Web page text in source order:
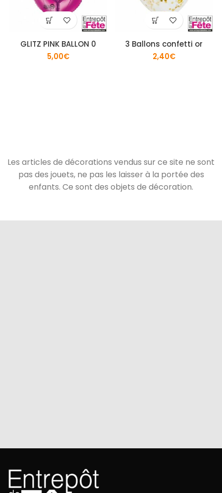
GLITZ PINK BALLON 0
5,00€
3 Ballons confetti or
2,40€
Les articles de décorations vendus sur ce site ne sont
pas des jouets, ne pas les laisser à la portée des
enfants. Ce sont des objets de décoration.